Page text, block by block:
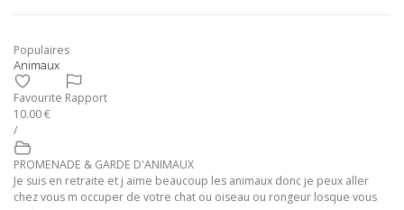
Populaires
Animaux
Favourite Rapport
10.00 €
/
PROMENADE & GARDE D'ANIMAUX
Je suis en retraite et j aime beaucoup les animaux donc je peux aller
chez vous m occuper de votre chat ou oiseau ou rongeur losque vous